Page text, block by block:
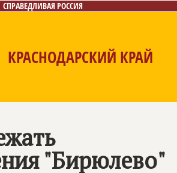
СПРАВЕДЛИВАЯ РОССИЯ
КРАСНОДАРСКИЙ КРАЙ
"Бирюлево"